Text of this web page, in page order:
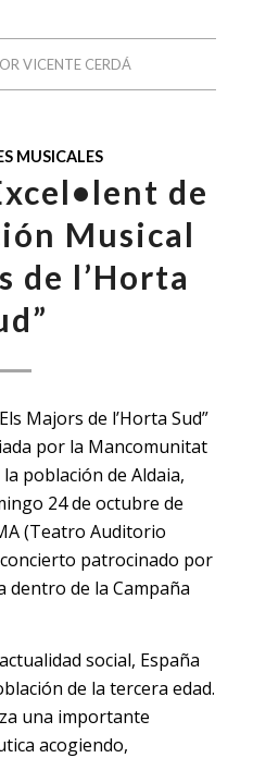
VICENTE CERDÁ
MUSICALES
de
Musical
de l’Horta
Majors de l’Horta Sud”
por la Mancomunitat
población de Aldaia,
24 de octubre de
(Teatro Auditorio
patrocinado por
dentro de la Campaña
social, España
de la tercera edad.
una importante
acogiendo,